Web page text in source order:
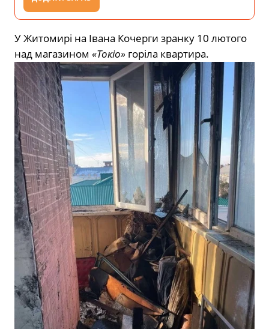
У Житомирі на Івана Кочерги зранку 10 лютого
над магазином «Токіо» горіла квартира.